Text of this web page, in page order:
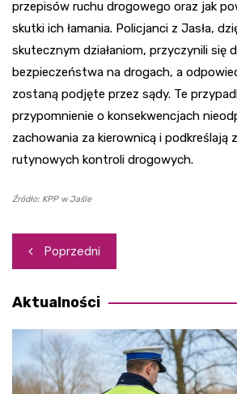
przepisów ruchu drogowego oraz jak
skutki ich łamania. Policjanci z Jasła,
skutecznym działaniom, przyczynili się
bezpieczeństwa na drogach, a
zostaną podjęte przez sądy. Te
przypomnienie o konsekwencjach
zachowania za kierownicą i podkreślają
rutynowych kontroli drogowych.
Źródło: KPP w Jaśle
Nawigacja
wpisu
Poprzedni
Aktualności